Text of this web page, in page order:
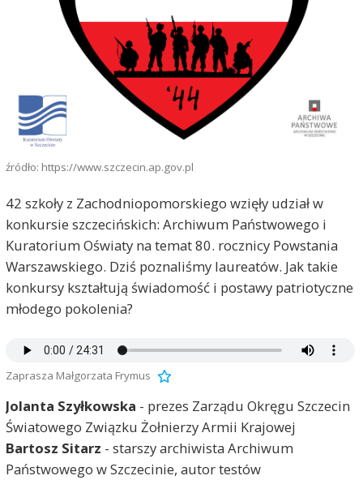
źródło: https://www.szczecin.ap.gov.pl
42 szkoły z Zachodniopomorskiego wzięły udział w
konkursie szczecińskich: Archiwum Państwowego i
Kuratorium Oświaty na temat 80. rocznicy Powstania
Warszawskiego. Dziś poznaliśmy laureatów. Jak takie
konkursy kształtują świadomość i postawy patriotyczne
młodego pokolenia?
Zaprasza Małgorzata Frymus
Jolanta Szyłkowska - prezes Zarządu Okręgu Szczecin
Światowego Związku Żołnierzy Armii Krajowej
Bartosz Sitarz - starszy archiwista Archiwum
Państwowego w Szczecinie, autor testów